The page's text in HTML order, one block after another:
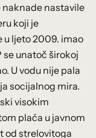
naknade nastavile
koji je
u ljeto 2009. imao
se unatoč širokoj
U vodu nije pala
socijalnog mira.
visokim
plaća u javnom
od strelovitoga